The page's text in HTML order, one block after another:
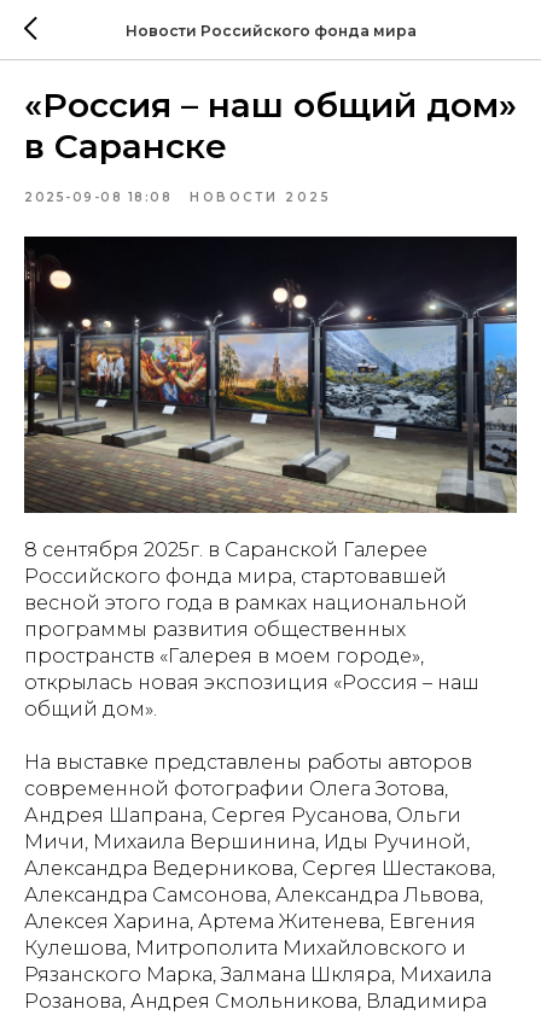
Новости Российского фонда мира
«Россия – наш общий дом»
в Саранске
2025-09-08 18:08 НОВОСТИ 2025
8 сентября 2025г. в Саранской Галерее
Российского фонда мира, стартовавшей
весной этого года в рамках национальной
программы развития общественных
пространств «Галерея в моем городе»,
открылась новая экспозиция «Россия – наш
общий дом».
На выставке представлены работы авторов
современной фотографии Олега Зотова,
Андрея Шапрана, Сергея Русанова, Ольги
Мичи, Михаила Вершинина, Иды Ручиной,
Александра Ведерникова, Сергея Шестакова,
Александра Самсонова, Александра Львова,
Алексея Харина, Артема Житенева, Евгения
Кулешова, Митрополита Михайловского и
Рязанского Марка, Залмана Шкляра, Михаила
Розанова, Андрея Смольникова, Владимира